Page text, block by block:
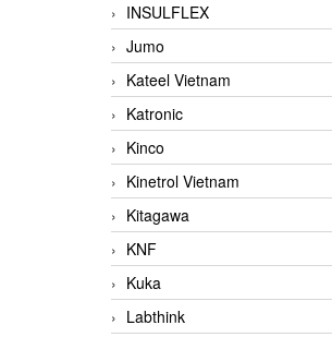
INSULFLEX
Jumo
Kateel Vietnam
Katronic
Kinco
Kinetrol Vietnam
Kitagawa
KNF
Kuka
Labthink